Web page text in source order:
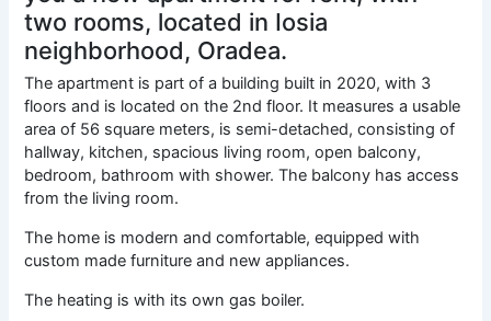
two rooms, located in Iosia
neighborhood, Oradea.
The apartment is part of a building built in 2020, with 3
floors and is located on the 2nd floor. It measures a usable
area of 56 square meters, is semi-detached, consisting of
hallway, kitchen, spacious living room, open balcony,
bedroom, bathroom with shower. The balcony has access
from the living room.
The home is modern and comfortable, equipped with
custom made furniture and new appliances.
The heating is with its own gas boiler.